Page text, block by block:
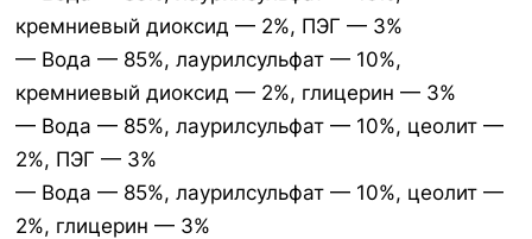
кремниевый диоксид — 2%, ПЭГ — 3%
— Вода — 85%, лаурилсульфат — 10%,
кремниевый диоксид — 2%, глицерин — 3%
— Вода — 85%, лаурилсульфат — 10%, цеолит —
2%, ПЭГ — 3%
— Вода — 85%, лаурилсульфат — 10%, цеолит —
2%, глицерин — 3%